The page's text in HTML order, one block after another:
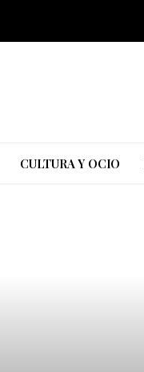
CULTURA Y OCIO